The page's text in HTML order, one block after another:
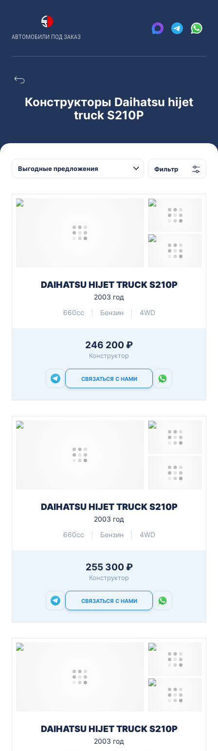
АВТОМОБИЛИ ПОД ЗАКАЗ
Конструкторы Daihatsu hijet
truck S210P
Фильтр
DAIHATSU HIJET TRUCK S210P
2003 год
660cc
Бензин 4WD
246 200 ₽
Конструктор
СВЯЗАТЬСЯ С НАМИ
DAIHATSU HIJET TRUCK S210P
2003 год
660cc
Бензин 4WD
255 300 ₽
Конструктор
СВЯЗАТЬСЯ С НАМИ
DAIHATSU HIJET TRUCK S210P
2003 год